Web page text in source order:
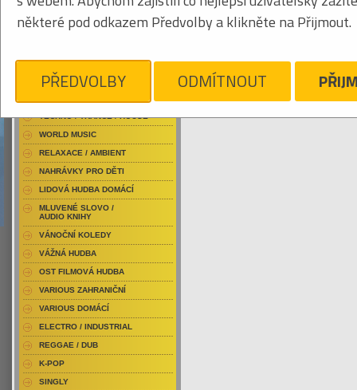
Je nám líto, ale pro daný žánr/kategorii
RAP / HIP HOP DOMÁCÍ
RAP / HIP HOP ZAHRANIČNÍ
DVD / HUDBA
PUNK / HARDCORE
TECHNO / TRANCE / HOUSE
WORLD MUSIC
RELAXACE / AMBIENT
NAHRÁVKY PRO DĚTI
LIDOVÁ HUDBA DOMÁCÍ
MLUVENÉ SLOVO /
AUDIO KNIHY
VÁNOČNÍ KOLEDY
VÁŽNÁ HUDBA
OST FILMOVÁ HUDBA
VARIOUS ZAHRANIČNÍ
VARIOUS DOMÁCÍ
ELECTRO / INDUSTRIAL
REGGAE / DUB
K-POP
SINGLY
některé pod odkazem Předvolby a klikněte na Přijmout.
PŘEDVOLBY ODMÍTNOUT